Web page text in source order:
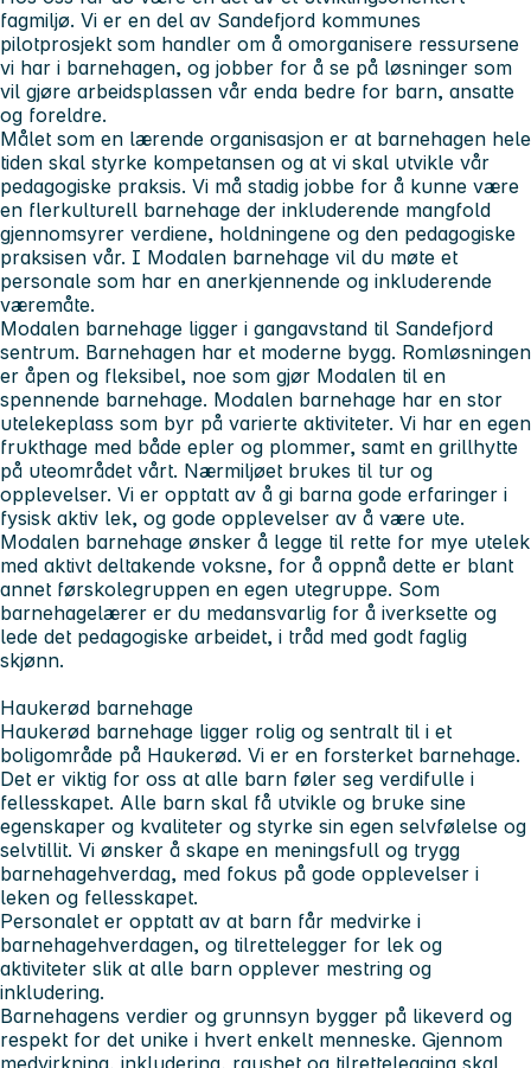
fagmiljø. Vi er en del av Sandefjord kommunes
pilotprosjekt som handler om å omorganisere ressursene
vi har i barnehagen, og jobber for å se på løsninger som
vil gjøre arbeidsplassen vår enda bedre for barn, ansatte
og foreldre.
Målet som en lærende organisasjon er at barnehagen hele
tiden skal styrke kompetansen og at vi skal utvikle vår
pedagogiske praksis. Vi må stadig jobbe for å kunne være
en flerkulturell barnehage der inkluderende mangfold
gjennomsyrer verdiene, holdningene og den pedagogiske
praksisen vår. I Modalen barnehage vil du møte et
personale som har en anerkjennende og inkluderende
væremåte.
Modalen barnehage ligger i gangavstand til Sandefjord
sentrum. Barnehagen har et moderne bygg. Romløsningen
er åpen og fleksibel, noe som gjør Modalen til en
spennende barnehage. Modalen barnehage har en stor
utelekeplass som byr på varierte aktiviteter. Vi har en egen
frukthage med både epler og plommer, samt en grillhytte
på uteområdet vårt. Nærmiljøet brukes til tur og
opplevelser. Vi er opptatt av å gi barna gode erfaringer i
fysisk aktiv lek, og gode opplevelser av å være ute.
Modalen barnehage ønsker å legge til rette for mye utelek
med aktivt deltakende voksne, for å oppnå dette er blant
annet førskolegruppen en egen utegruppe. Som
barnehagelærer er du medansvarlig for å iverksette og
lede det pedagogiske arbeidet, i tråd med godt faglig
skjønn.
Haukerød barnehage
Haukerød barnehage ligger rolig og sentralt til i et
boligområde på Haukerød. Vi er en forsterket barnehage.
Det er viktig for oss at alle barn føler seg verdifulle i
fellesskapet. Alle barn skal få utvikle og bruke sine
egenskaper og kvaliteter og styrke sin egen selvfølelse og
selvtillit. Vi ønsker å skape en meningsfull og trygg
barnehagehverdag, med fokus på gode opplevelser i
leken og fellesskapet.
Personalet er opptatt av at barn får medvirke i
barnehagehverdagen, og tilrettelegger for lek og
aktiviteter slik at alle barn opplever mestring og
inkludering.
Barnehagens verdier og grunnsyn bygger på likeverd og
respekt for det unike i hvert enkelt menneske. Gjennom
medvirkning, inkludering, raushet og tilrettelegging skal